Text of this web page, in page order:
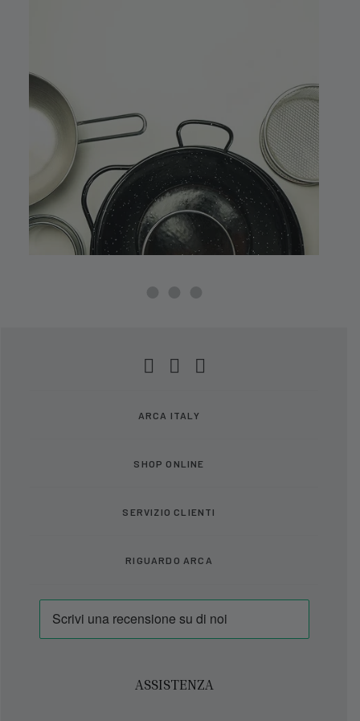
ARCA ITALY
SHOP ONLINE
SERVIZIO CLIENTI
RIGUARDO ARCA
ASSISTENZA